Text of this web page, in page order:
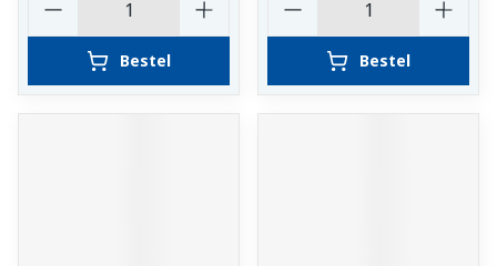
Bestel Bestel